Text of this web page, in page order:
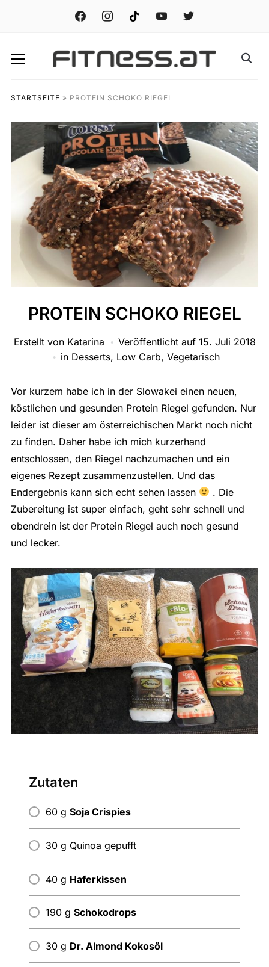
facebook instagramtiktok youtube twitter
STARTSEITE » PROTEIN SCHOKO RIEGEL
PROTEIN SCHOKO RIEGEL
Erstellt von Katarina Veröffentlicht auf 15. Juli 2018
in Desserts, Low Carb, Vegetarisch
Vor kurzem habe ich in der Slowakei einen neuen,
köstlichen und gesunden Protein Riegel gefunden. Nur
leider ist dieser am österreichischen Markt noch nicht
zu finden. Daher habe ich mich kurzerhand
entschlossen, den Riegel nachzumachen und ein
eigenes Rezept zusammenzustellen. Und das
Endergebnis kann sich echt sehen lassen
. Die
Zubereitung ist super einfach, geht sehr schnell und
obendrein ist der Protein Riegel auch noch gesund
und lecker.
Zutaten
60 g Soja Crispies
30 g Quinoa gepufft
40 g Haferkissen
190 g Schokodrops
30 g Dr. Almond Kokosöl